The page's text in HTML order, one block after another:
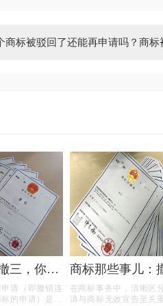
商标被驳回了还能再申请吗？商标
三，你真
？
请（即撤销连
的申请）是一
商标那些事儿：
与无效宣告如何
在商标事务中，清晰区
请与商标无效宣告至关